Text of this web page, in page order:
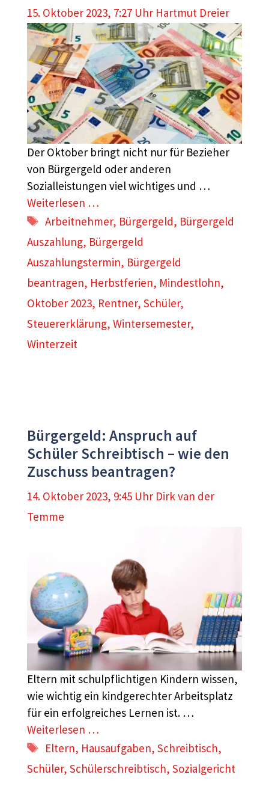
15. Oktober 2023, 7:27 Uhr Hartmut Dreier
Der Oktober bringt nicht nur für Bezieher
von Bürgergeld oder anderen
Sozialleistungen viel wichtiges und …
Weiterlesen …
Schlagwörter
Arbeitnehmer, Bürgergeld, Bürgergeld
Auszahlung, Bürgergeld
Auszahlungstermin, Bürgergeld
beantragen, Herbstferien, Mindestlohn,
Oktober 2023, Rentner, Schüler,
Steuererklärung, Wintersemester,
Winterzeit
Bürgergeld: Anspruch auf
Schüler Schreibtisch – wie den
Zuschuss beantragen?
14. Oktober 2023, 9:45 Uhr Dirk van der
Temme
Eltern mit schulpflichtigen Kindern wissen,
wie wichtig ein kindgerechter Arbeitsplatz
für ein erfolgreiches Lernen ist. …
Weiterlesen …
Schlagwörter
Eltern, Hausaufgaben,Schreibtisch,
Schüler, Schülerschreibtisch, Sozialgericht